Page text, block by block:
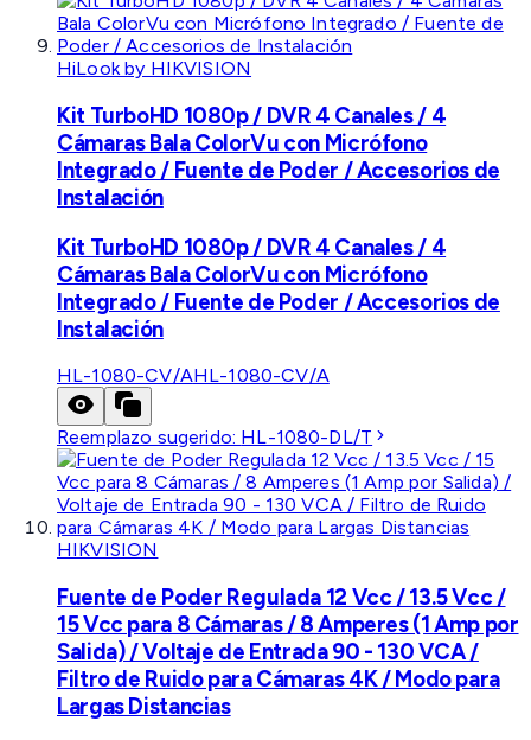
HiLook by HIKVISION
Kit TurboHD 1080p / DVR 4 Canales / 4
Cámaras Bala ColorVu con Micrófono
Integrado / Fuente de Poder / Accesorios de
Instalación
Kit TurboHD 1080p / DVR 4 Canales / 4
Cámaras Bala ColorVu con Micrófono
Integrado / Fuente de Poder / Accesorios de
Instalación
HL-1080-CV/AHL-1080-CV/A
Reemplazo sugerido: HL-1080-DL/T
HIKVISION
Fuente de Poder Regulada 12 Vcc / 13.5 Vcc /
15 Vcc para 8 Cámaras / 8 Amperes (1 Amp por
Salida) / Voltaje de Entrada 90 - 130 VCA /
Filtro de Ruido para Cámaras 4K / Modo para
Largas Distancias